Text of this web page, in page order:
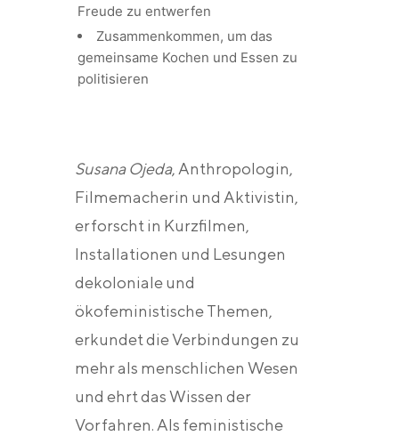
Freude zu entwerfen
Zusammenkommen, um das
gemeinsame Kochen und Essen zu
politisieren
Susana Ojeda, Anthropologin,
Filmemacherin und Aktivistin,
erforscht in Kurzfilmen,
Installationen und Lesungen
dekoloniale und
ökofeministische Themen,
erkundet die Verbindungen zu
mehr als menschlichen Wesen
und ehrt das Wissen der
Vorfahren. Als feministische